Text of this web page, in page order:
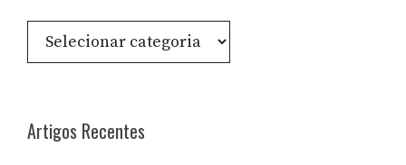
Consulte
Artigos Recentes